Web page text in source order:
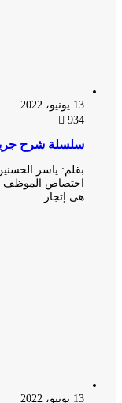
سلسلة شرح جريمة
بقلم: ياسر الحسنين
اختصاص الموظف
هى إتجار…